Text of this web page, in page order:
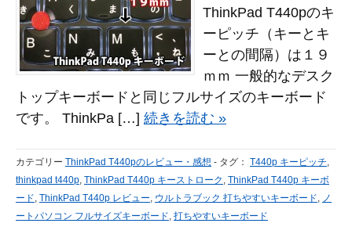
ThinkPad T440pのキ
ーピッチ（キーとキ
ーとの間隔）は１９
ｍｍ 一般的なデスク
トップキーボードと同じフルサイズのキーボード
です。 ThinkPa […] 続きを読む »
カテゴリー ThinkPad T440pのレビュー・感想 - タグ： T440p キーピッチ,
thinkpad t440p, ThinkPad T440p キーストローク , ThinkPad T440p キーボ
ード, ThinkPad T440p レビュー, ウルトラブック 打ちやすいキーボード, ノ
ートパソコン フルサイズキーボード, 打ちやすいキーボード